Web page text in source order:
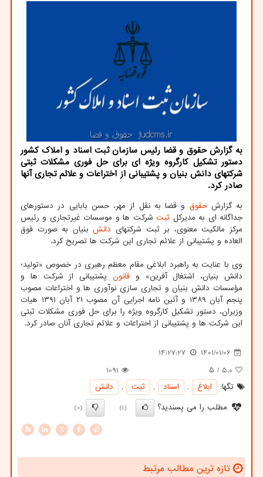
به گزارش حقوق و قضا رئیس سازمان ثبت اسناد و املاک کشور
دستور تشکیل کارگروه ویژه ای برای حل فوری مشکلات ثبتی
شرکتهای دانش بنیان و پشتیبانی از اختراعات و علائم تجاری آنها
صادر کرد.
به گزارشحقوق و قضا به نقل از مهر، حسن بابایی در دستورهای
جداگانه ای به مدیرکل ثبتشرکت ها و موسسات غیرتجاری و رئیس
مرکز مالکیت معنوی، بر ثبت شرکتهای دانشبنیان به صورت فوق
العاده و پشتیبانی از علائم تجاری این شرکت ها تصریح کرد.
وی با عنایت به راهبرد ابلاغی مقام معظم رهبری در خصوص «تولید؛
دانش بنیان، اشتغال آفرین» و قانون پشتیبانی از شرکت ها و
مؤسسات دانش بنیان و تجاری سازی نوآوری ها و اختراعات مصوب
پنجم آبان ۱۳۸۹ و آئین نامه اجرایی آن مصوب ۲۱ آبان ۱۳۹۱ هیات
وزیران، دستور تشکیل کارگروه ویژه را برای حل فوری مشکلات ثبتی
این شرکت ها و پشتیبانی از اختراعات و علائم تجاری آنان صادر کرد.
1401/01/06
14:27:27
5.0 / ۵
1091
تگها:
ابلاغ , اسناد , ثبت ,
دانش
مطلب را می پسندید؟
(1)
(0)
X
تازه ترین مطالب مرتبط